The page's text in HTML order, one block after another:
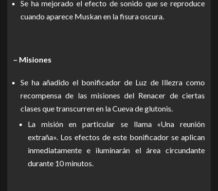
Se ha mejorado el efecto de sonido que se reproduce
cuando aparece Muskan en la fisura oscura.
– Misiones
Se ha añadido el bonificador de Luz de Illezra como
recompensa de las misiones del Renacer de ciertas
clases que transcurren en la Cueva de glutonis.
La misión en particular se llama «Una reunión
extraña». Los efectos de este bonificador se aplican
inmediatamente e iluminarán el área circundante
durante 10 minutos.